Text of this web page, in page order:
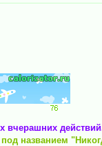
вчерашних
названием